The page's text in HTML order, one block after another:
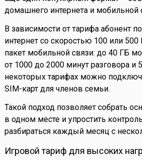
домашнего интернета и мобильной
В зависимости от тарифа абонент
интернет со скоростью 100 или
пакет мобильной связи: до 40 ГБ
от 1000 до 2000 минут разговора и
некоторых тарифах можно
SIM-карт для членов семьи.
Такой подход позволяет собрать
в одном месте и упростить
разбираться каждый месяц с
Игровой тариф для высоких